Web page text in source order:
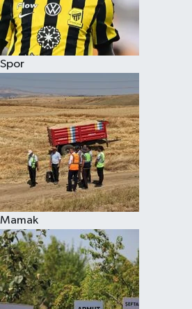
Spor
Mamak